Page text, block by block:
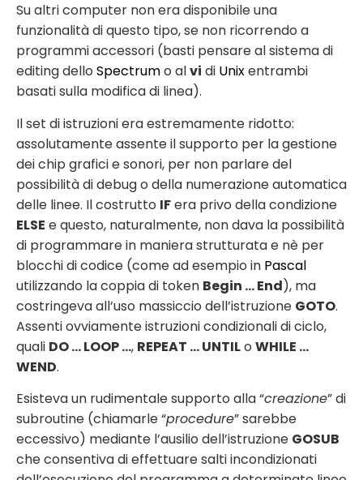
Su altri computer non era disponibile una
funzionalità di questo tipo, se non ricorrendo a
programmi accessori (basti pensare al sistema di
editing dello Spectrumo alvi di Unixentrambi
basati sulla modifica di linea).
Il set di istruzioni era estremamente ridotto:
assolutamente assente il supporto per la gestione
dei chip grafici e sonori, per non parlare del
possibilità di debug o della numerazione automatica
delle linee. Il costrutto IFera privo della condizione
ELSE e questo, naturalmente, non dava la possibilità
di programmare in maniera strutturata e nè per
blocchi di codice (come ad esempio in Pascal
utilizzando la coppia di token Begin … End), ma
costringeva all’uso massiccio dell’istruzione GOTO.
Assenti ovviamente istruzioni condizionali di ciclo,
quali DO … LOOP …, REPEAT … UNTILo WHILE …
WEND.
Esisteva un rudimentale supporto alla “creazione” di
subroutine (chiamarle “procedure” sarebbe
eccessivo) mediante l’ausilio dell’istruzione GOSUB
che consentiva di effettuare salti incondizionati